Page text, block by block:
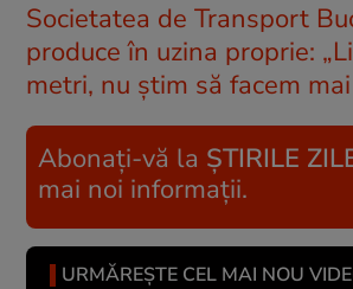
Societatea de Transport
produce în uzina proprie:
metri, nu știm să facem
Abonați-vă la ȘTIRILE
mai noi informații.
URMĂREȘTE CEL MAI NOU